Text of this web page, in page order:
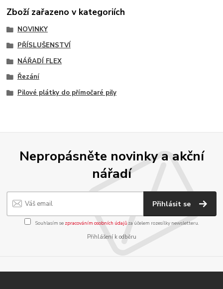
Zboží zařazeno v kategoriích
NOVINKY
PŘÍSLUŠENSTVÍ
NÁŘADÍ FLEX
Řezání
Pilové plátky do přímočaré pily
Nepropásněte novinky a akční
nářadí
Přihlásit se
Souhlasím se zpracováním osobních údajůza účelem rozesílky newsletteru.
Přihlášení k odběru